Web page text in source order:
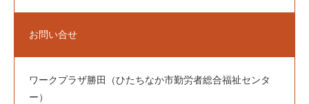
お問い合せ
ワークプラザ勝田（ひたちなか市勤労者総合福祉センタ
ー）